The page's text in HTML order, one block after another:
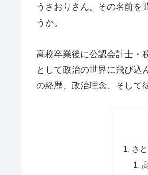
うさおりさん。その名前を
うか。
高校卒業後に公認会計士・
として政治の世界に飛び込
の経歴、政治理念、そして
さ